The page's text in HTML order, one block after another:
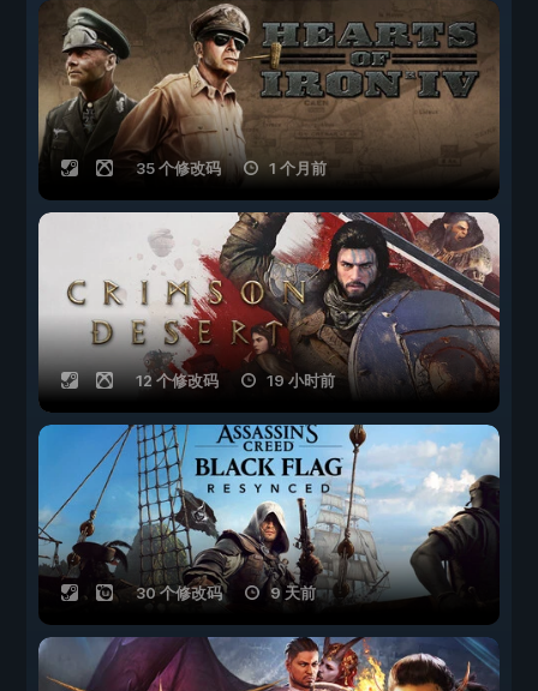
35 个修改码 1 个月前
12 个修改码 19 小时前
30 个修改码 9 天前